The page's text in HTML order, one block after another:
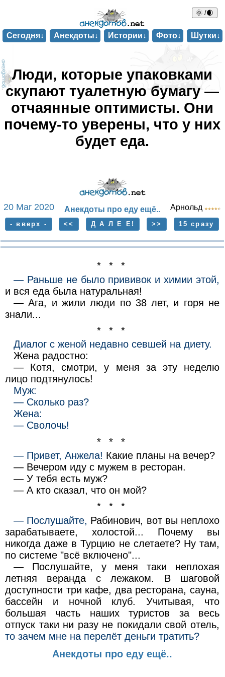
🌞 /🌒
Сегодня↓ Анекдоты↓ Истории↓ Фото↓ Шутки↓
Люди, которые упаковками
скупают туалетную бумагу —
отчаянные оптимисты. Они
почему-то уверены, что у них
будет еда.
20 Mar 2020 Анекдоты про еду ещё.. Арнольд
- вверх - << Д А Л Е Е! >> 15 сразу
* * *
— Раньше не было прививок и химии этой,
и вся еда была натуральная!
— Ага, и жили люди по 38 лет, и горя не
знали...
* * *
Диалог с женой недавно севшей на диету.
Жена радостно:
— Котя, смотри, у меня за эту неделю
лицо подтянулось!
Муж:
— Сколько раз?
Жена:
— Сволочь!
* * *
— Привет, Анжела! Какие планы на вечер?
— Вечером иду с мужем в ресторан.
— У тебя есть муж?
— А кто сказал, что он мой?
* * *
— Послушайте, Рабинович, вот вы неплохо
зарабатываете, холостой... Почему вы
никогда даже в Турцию не слетаете? Ну там,
по системе "всё включено"...
— Послушайте, у меня таки неплохая
летняя веранда с лежаком. В шаговой
доступности три кафе, два ресторана, сауна,
бассейн и ночной клуб. Учитывая, что
большая часть наших туристов за весь
отпуск таки ни разу не покидали свой отель,
то зачем мне на перелёт деньги тратить?
Анекдоты про еду ещё..